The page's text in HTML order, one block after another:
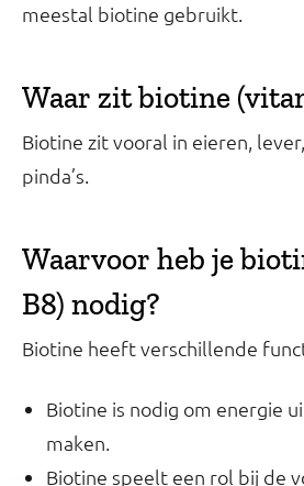
meestal biotine gebruikt.
Waar zit biotine
Biotine zit vooral in eieren,
pinda’s.
Waarvoor heb je
B8) nodig?
Biotine heeft verschillende
Biotine is nodig om energie
maken.
Biotine speelt een rol bij de